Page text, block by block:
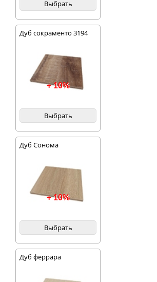
Выбрать
Дуб сокраменто 3194
+ 10%
Выбрать
Дуб Сонома
+ 10%
Выбрать
Дуб феррара